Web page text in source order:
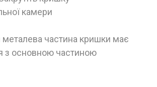
камери
металева частина кришки має
з основною частиною